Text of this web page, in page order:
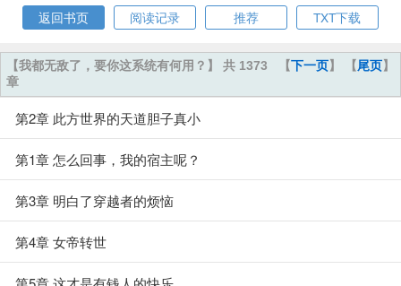
返回书页
阅读记录 推荐 TXT下载
【下一页】 【尾页】
【我都无敌了，要你这系统有何用？】 共 1373
章
第2章 此方世界的天道胆子真小
第1章 怎么回事，我的宿主呢？
第3章 明白了穿越者的烦恼
第4章 女帝转世